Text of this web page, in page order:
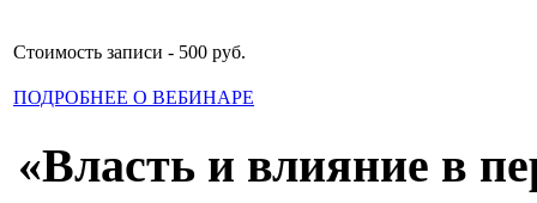
Стоимость записи - 500 руб.
ПОДРОБНЕЕ О ВЕБИНАРЕ
«Власть и влияние в